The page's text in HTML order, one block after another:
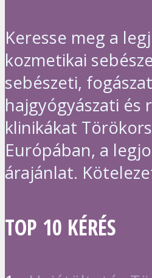
Keresse meg a
kozmetikai
sebészeti,
hajgyógyászati és
klinikákat
Európában, a
árajánlat.
TOP 10 KÉRÉS